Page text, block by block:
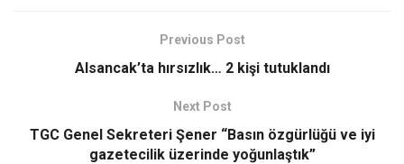
Previous Post
Alsancak’ta hırsızlık… 2 kişi tutuklandı
Next Post
TGC Genel Sekreteri Şener “Basın özgürlüğü ve iyi
gazetecilik üzerinde yoğunlaştık”